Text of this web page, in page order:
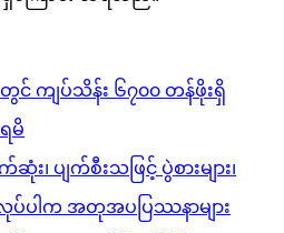
ကျပ်သိန်း ၆၇၀၀ တန်ဖိုးရှိ
မိ
ဆုံး၊ ပျက်စီးသဖြင့် ပွဲစားများ၊
ပ်ပါက အတုအပပြဿနာများ